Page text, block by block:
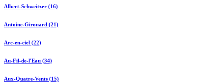
Albert-Schweitzer (16)
Antoine-Girouard (21)
Arc-en-ciel (22)
Au-Fil-de-l'Eau (34)
Aux-Quatre-Vents (15)